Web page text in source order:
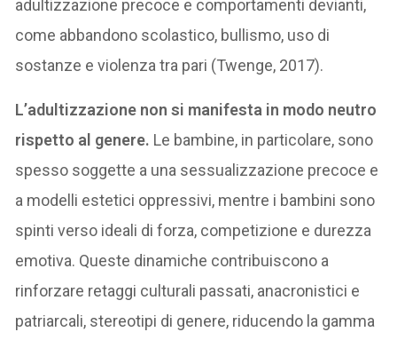
adultizzazione precoce e comportamenti devianti,
come abbandono scolastico, bullismo, uso di
sostanze e violenza tra pari (Twenge, 2017).
L’adultizzazione non si manifesta in modo neutro
rispetto al genere. Le bambine, in particolare, sono
spesso soggette a una sessualizzazione precoce e
a modelli estetici oppressivi, mentre i bambini sono
spinti verso ideali di forza, competizione e durezza
emotiva. Queste dinamiche contribuiscono a
rinforzare retaggi culturali passati, anacronistici e
patriarcali, stereotipi di genere, riducendo la gamma